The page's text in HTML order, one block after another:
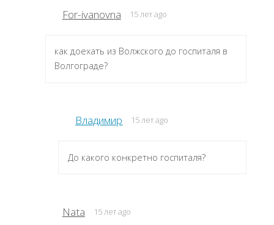
For-ivanovna 15 лет ago
как доехать из Волжского до госпиталя в
Волгограде?
Владимир 15 лет ago
До какого конкретно госпиталя?
Nata 15 лет ago